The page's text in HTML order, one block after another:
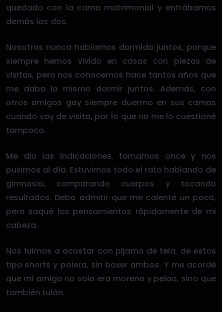
quedado con la cama matrimonial y entrábamos
demás los dos.
Nosotros nunca habíamos dormido juntos, porque
siempre hemos vivido en casas con piezas de
visitas, pero nos conocemos hace tantos años que
me daba lo mismo dormir juntos. Además, con
otros amigos gay siempre duermo en sus camas
cuando voy de visita, por lo que no me lo cuestioné
tampoco.
Me dio las indicaciones, tomamos once y nos
pusimos al día. Estuvimos todo el rato hablando de
gimnasio, comparando cuerpos y tocando
resultados. Debo admitir que me calenté un poco,
pero saqué los pensamientos rápidamente de mi
cabeza.
Nos fuimos a acostar con pijama de tela, de estos
tipo shorts y polera, sin boxer ambos. Y me acordé
que mi amigo no solo era moreno y pelao, sino que
también tulón.